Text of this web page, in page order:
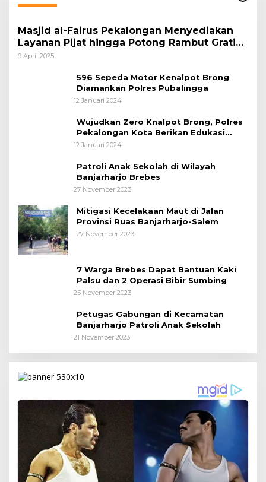
Masjid al-Fairus Pekalongan Menyediakan
Layanan Pijat hingga Potong Rambut Gratis
bagi Pemudik Lebaran 2025
9 April 2025
596 Sepeda Motor Kenalpot Brong
Diamankan Polres Pubalingga
12 Januari 2024
Wujudkan Zero Knalpot Brong, Polres
Pekalongan Kota Berikan Edukasi
Kepada Pelajar
12 Januari 2024
Patroli Anak Sekolah di Wilayah
Banjarharjo Brebes
27 November 2023
Mitigasi Kecelakaan Maut di Jalan
Provinsi Ruas Banjarharjo-Salem
27 November 2023
7 Warga Brebes Dapat Bantuan Kaki
Palsu dan 2 Operasi Bibir Sumbing
25 November 2023
Petugas Gabungan di Kecamatan
Banjarharjo Patroli Anak Sekolah
21 November 2023